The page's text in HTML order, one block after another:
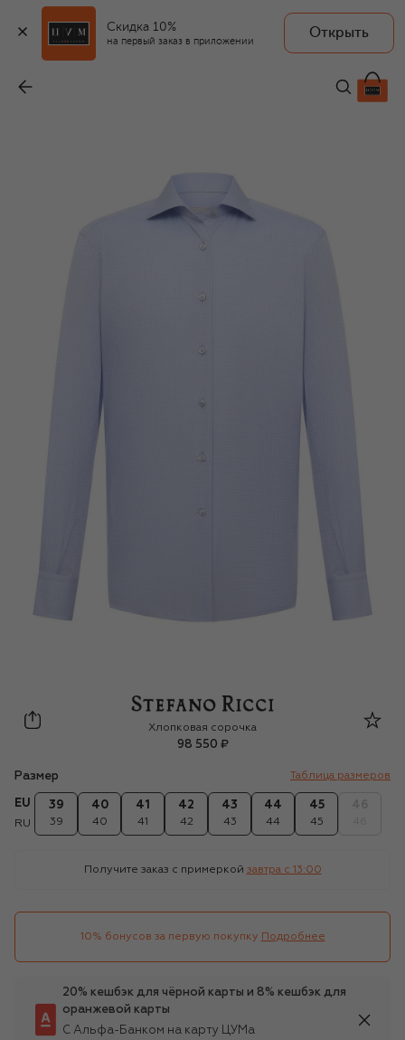
Скидка 10%
на первый заказ в приложении
Открыть
98 550 ₽
Stefano Ricci
Хлопковая сорочка
98 550 ₽
Размер Таблица размеров
EU
RU
39
39
40
40
41
41
42
42
43
43
44
44
45
45
Получите заказ с примеркой завтра c 13:00
10% бонусов за первую покупку Подробнее
20% кешбэк для чёрной карты и 8% кешбэк для
оранжевой карты
С Альфа-Банком на карту ЦУМа